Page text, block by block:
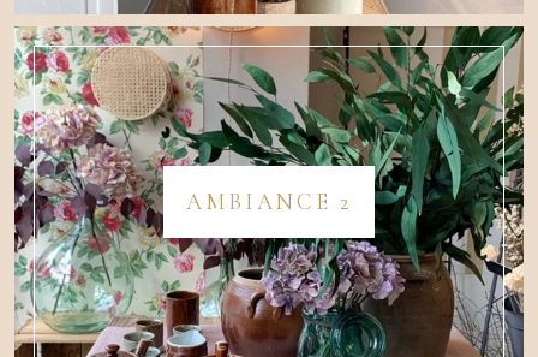
AMBIANCE 2